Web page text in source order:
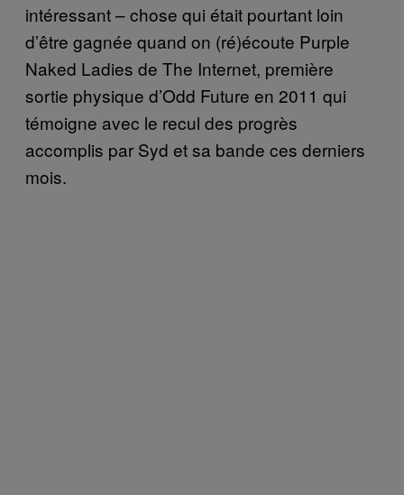
intéressant – chose qui était pourtant loin
d’être gagnée quand on (ré)écoute Purple
Naked Ladies de The Internet, première
sortie physique d’Odd Future en 2011 qui
témoigne avec le recul des progrès
accomplis par Syd et sa bande ces derniers
mois.